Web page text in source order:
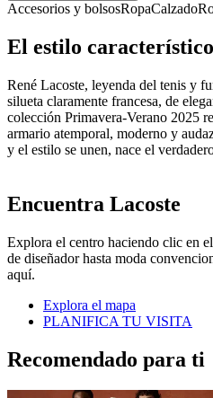
Accesorios y bolsosRopaCalzado
El estilo característico
René Lacoste, leyenda del tenis y
silueta claramente francesa, de
colección Primavera-Verano 2025
armario atemporal, moderno y
y el estilo se unen, nace el
Encuentra Lacoste
Explora el centro haciendo clic en
de diseñador hasta moda
aquí.
Explora el mapa
PLANIFICA TU VISITA
Recomendado para ti